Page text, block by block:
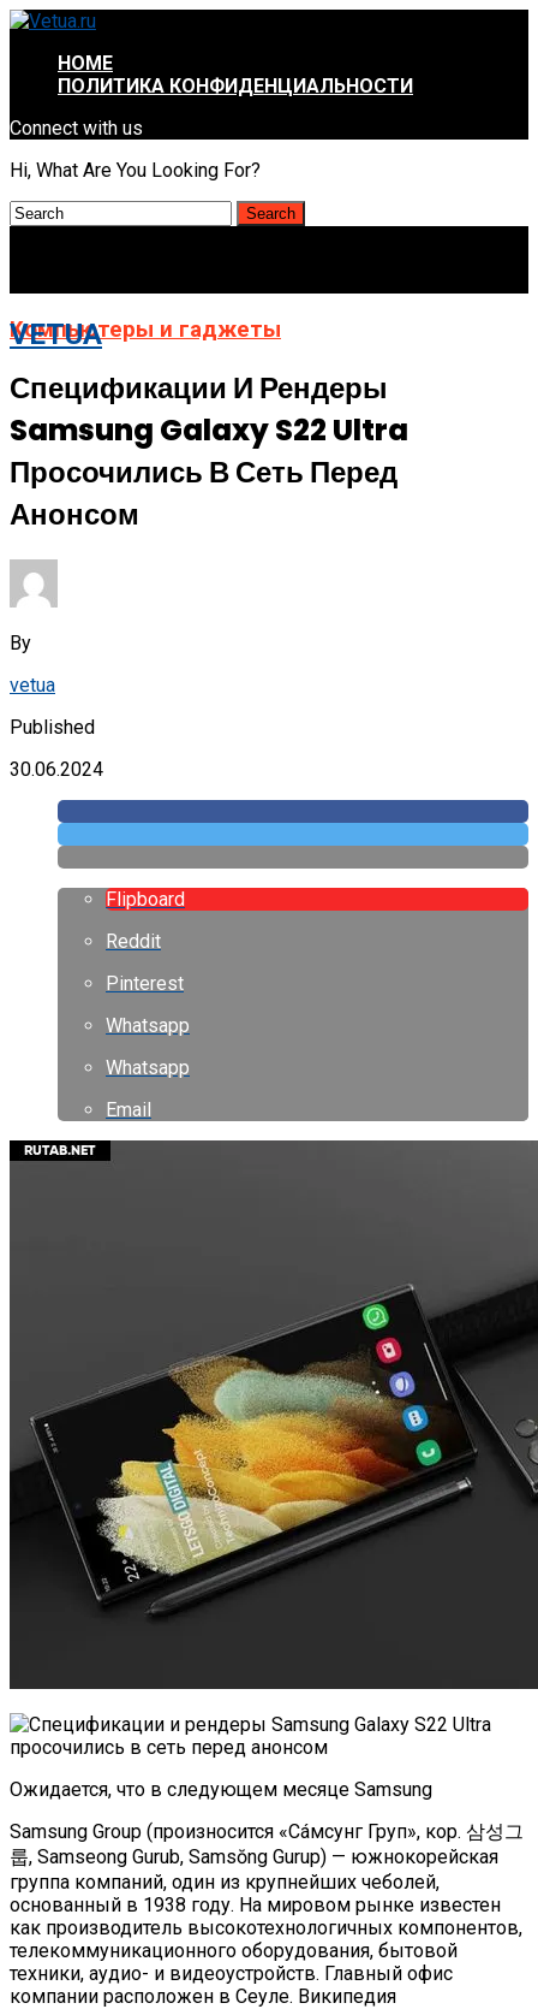
HOME
ПОЛИТИКА КОНФИДЕНЦИАЛЬНОСТИ
Connect with us
Hi, What Are You Looking For?
VETUA
Компьютеры и гаджеты
Спецификации И Рендеры
Samsung Galaxy S22 Ultra
Просочились В Сеть Перед
Анонсом
By
vetua
Published
30.06.2024
Flipboard
Reddit
Pinterest
Whatsapp
Whatsapp
Email
Ожидается, что в следующем месяце Samsung
Samsung Group (произносится «Сáмсунг Груп», кор. 삼성그
룹, Samseong Gurub, Samsŏng Gurup) — южнокорейская
группа компаний, один из крупнейших чеболей,
основанный в 1938 году. На мировом рынке известен
как производитель высокотехнологичных компонентов,
телекоммуникационного оборудования, бытовой
техники, аудио- и видеоустройств. Главный офис
компании расположен в Сеуле. Википедия